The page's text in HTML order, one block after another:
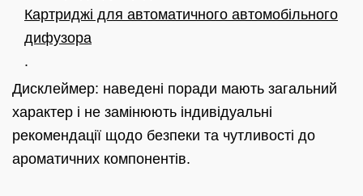
Картриджі для автоматичного автомобільного
дифузора
.
Дисклеймер: наведені поради мають загальний
характер і не замінюють індивідуальні
рекомендації щодо безпеки та чутливості до
ароматичних компонентів.